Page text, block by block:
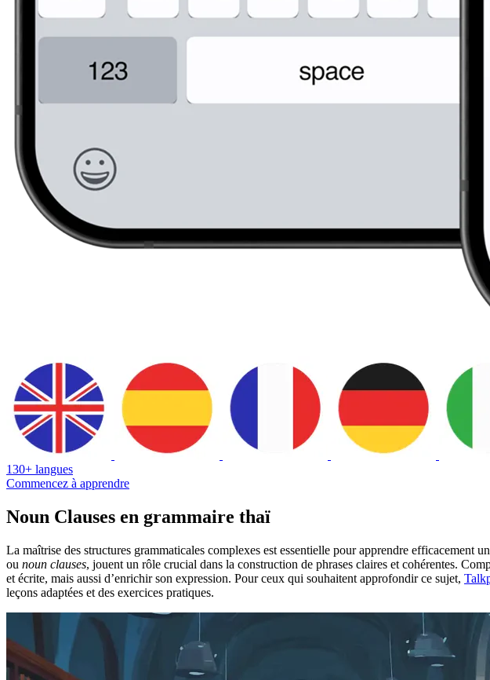
130+ langues
Commencez à apprendre
Noun Clauses en grammaire thaï
La maîtrise des structures grammaticales complexes est essentielle pour apprendre efficacement
ou noun clauses, jouent un rôle crucial dans la construction de phrases claires et cohérentes.
et écrite, mais aussi d’enrichir son expression. Pour ceux qui souhaitent approfondir ce sujet,
leçons adaptées et des exercices pratiques.